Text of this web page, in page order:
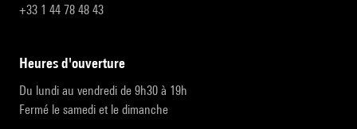
+33 1 44 78 48 43
heures d'ouverture
Du lundi au vendredi de 9h30 à 19h
Fermé le samedi et le dimanche